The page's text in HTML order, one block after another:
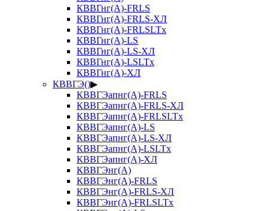
КВВГнг(А)-FRLS
КВВГнг(А)-FRLS-ХЛ
КВВГнг(А)-FRLSLTx
КВВГнг(А)-LS
КВВГнг(А)-LS-ХЛ
КВВГнг(А)-LSLTx
КВВГнг(А)-ХЛ
КВВГЭ()▶
КВВГЭапнг(А)-FRLS
КВВГЭапнг(А)-FRLS-ХЛ
КВВГЭапнг(А)-FRLSLTx
КВВГЭапнг(А)-LS
КВВГЭапнг(А)-LS-ХЛ
КВВГЭапнг(А)-LSLTx
КВВГЭапнг(А)-ХЛ
КВВГЭнг(А)
КВВГЭнг(А)-FRLS
КВВГЭнг(А)-FRLS-ХЛ
КВВГЭнг(А)-FRLSLTx